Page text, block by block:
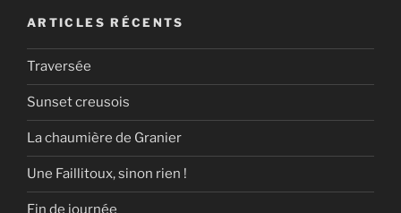
ARTICLES RÉCENTS
Traversée
Sunset creusois
La chaumière de Granier
Une Faillitoux, sinon rien !
Fin de journée